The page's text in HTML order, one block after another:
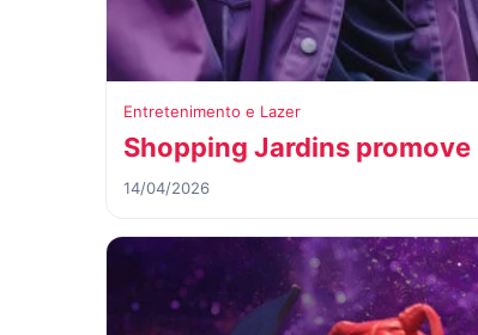
Entretenimento e Lazer
Shopping Jardins promove
14/04/2026